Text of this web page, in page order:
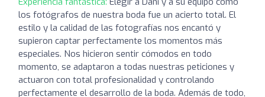
los fotógrafos de nuestra boda fue un acierto total. El
estilo y la calidad de las fotografías nos encantó y
supieron captar perfectamente los momentos más
especiales. Nos hicieron sentir cómodos en todo
momento, se adaptaron a todas nuestras peticiones y
actuaron con total profesionalidad y controlando
perfectamente el desarrollo de la boda. Además de todo,